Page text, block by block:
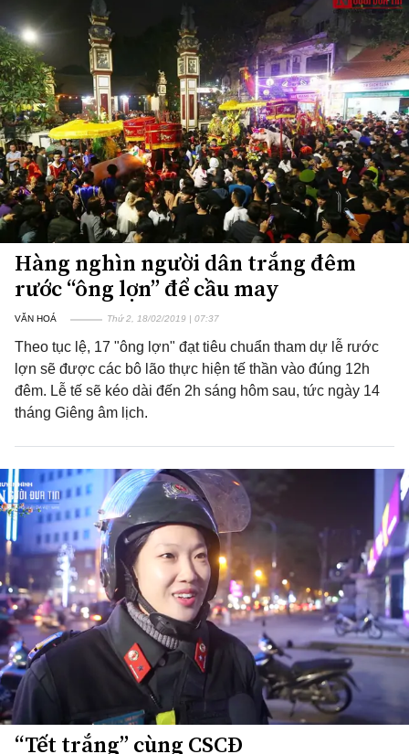
Hàng nghìn người dân trắng đêm
rước “ông lợn” để cầu may
VĂN HOÁ Thứ 2, 18/02/2019 | 07:37
Theo tục lệ, 17 "ông lợn" đạt tiêu chuẩn tham dự lễ rước
lợn sẽ được các bô lão thực hiện tế thần vào đúng 12h
đêm. Lễ tế sẽ kéo dài đến 2h sáng hôm sau, tức ngày 14
tháng Giêng âm lịch.
“Tết trắng” cùng CSCĐ